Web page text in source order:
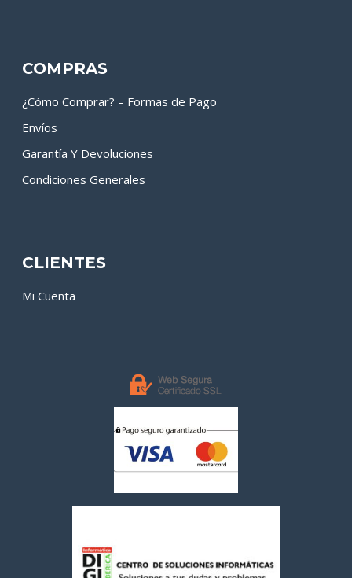
COMPRAS
¿Cómo Comprar? – Formas de Pago
Envíos
Garantía Y Devoluciones
Condiciones Generales
CLIENTES
Mi Cuenta